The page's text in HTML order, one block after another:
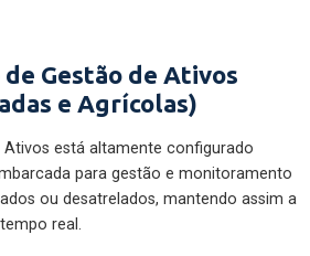
Gestão de Ativos
e Agrícolas)
está altamente configurado
para gestão e monitoramento
ou desatrelados, mantendo assim a
real.